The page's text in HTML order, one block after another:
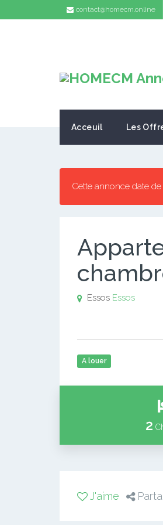
contact@homecm.online
Acceuil Les
Cette annonce date de
Essos Essos
A louer
2
J'aime